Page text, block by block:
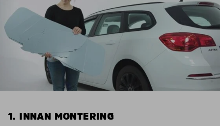
1. INNAN MONTERING